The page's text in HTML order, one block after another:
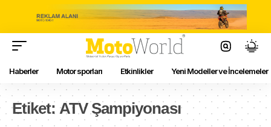
Haberler Motor sporları Etkinlikler Yeni Modeller ve İncelemeler
Etiket: ATV Şampiyonası